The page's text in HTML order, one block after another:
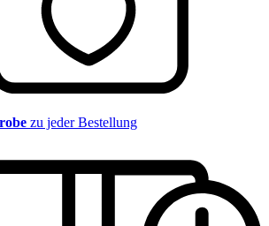
zu jeder Bestellung